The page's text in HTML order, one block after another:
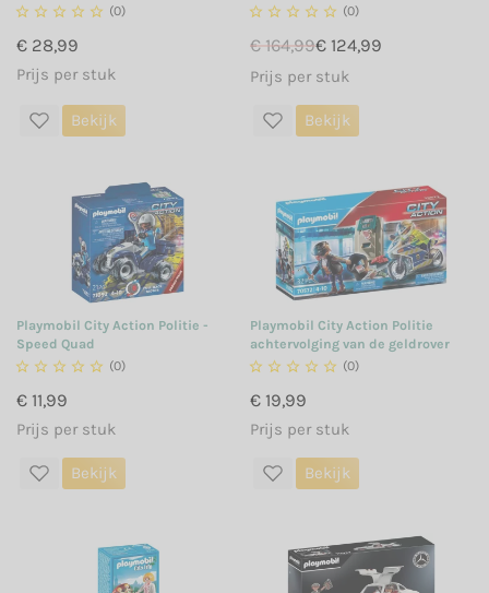
     (0)
€ 28,99
Prijs per stuk
Bekijk
     (0)
€ 164,99€ 124,99
Prijs per stuk
Bekijk
Playmobil City Action Politie -
Speed Quad
     (0)
€ 11,99
Prijs per stuk
Bekijk
Playmobil City Action Politie
achtervolging van de geldrover
     (0)
€ 19,99
Prijs per stuk
Bekijk